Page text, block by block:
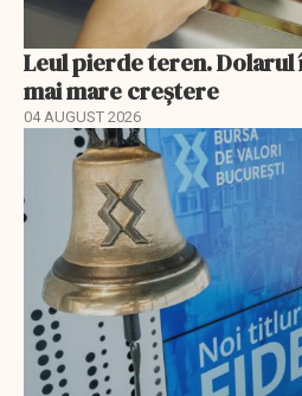
Leul pierde teren.
mai mare creștere
04 AUGUST 2026